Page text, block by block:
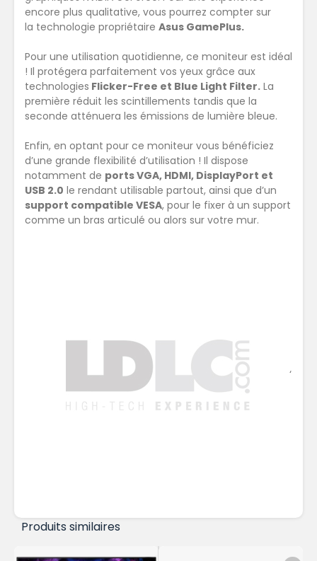
encore plus qualitative, vous pourrez compter sur
la technologie propriétaire Asus GamePlus.
Pour une utilisation quotidienne, ce moniteur est idéal
! Il protégera parfaitement vos yeux grâce aux
technologies Flicker-Free et Blue Light Filter. La
première réduit les scintillements tandis que la
seconde atténuera les émissions de lumière bleue.
Enfin, en optant pour ce moniteur vous bénéficiez
d’une grande flexibilité d’utilisation ! Il dispose
notamment de ports VGA, HDMI, DisplayPort et
USB 2.0 le rendant utilisable partout, ainsi que d’un
support compatible VESA, pour le fixer à un support
comme un bras articulé ou alors sur votre mur.
‘
Produits similaires